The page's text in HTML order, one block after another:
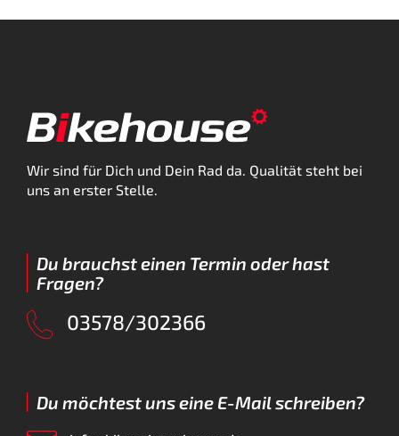
Wir sind für Dich und Dein Rad da. Qualität steht bei
uns an erster Stelle.
Du brauchst einen Termin oder hast
Fragen?
03578/302366
Du möchtest uns eine E-Mail schreiben?